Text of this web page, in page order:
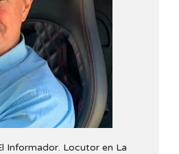
Informador. Locutor en La